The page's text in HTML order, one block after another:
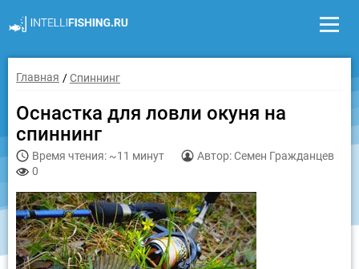
Главная Спиннинг
Оснастка для ловли окуня на
спиннинг
Время чтения: ~11 минут
Автор: Семен Гражданцев
0